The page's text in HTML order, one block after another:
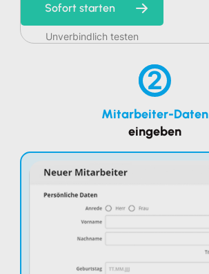
Sofort starten
Unverbindlich testen
2
Mitarbeiter-Daten
eingeben